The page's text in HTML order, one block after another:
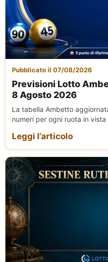
Pubblicato il 07/08/2026
Previsioni Lotto
8 Agosto 2026
La tabella Ambetto
numeri per ogni ruota in
Leggi l’articolo